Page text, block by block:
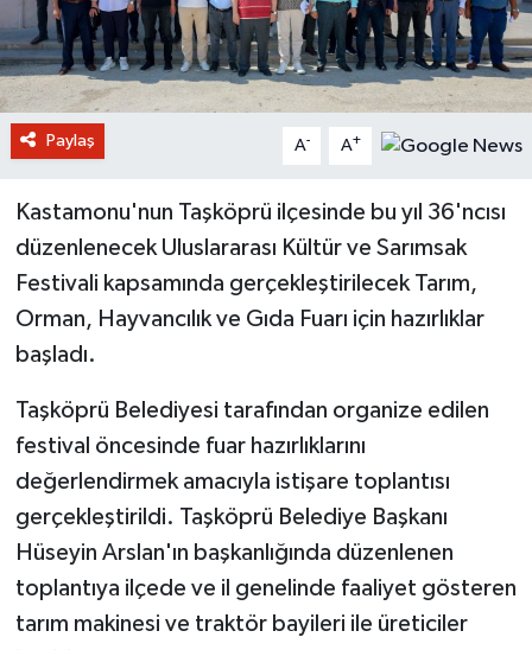
Paylaş A- A+
Kastamonu'nun Taşköprü ilçesinde bu yıl 36'ncısı
düzenlenecek Uluslararası Kültür ve Sarımsak
Festivali kapsamında gerçekleştirilecek Tarım,
Orman, Hayvancılık ve Gıda Fuarı için hazırlıklar
başladı.
Taşköprü Belediyesi tarafından organize edilen
festival öncesinde fuar hazırlıklarını
değerlendirmek amacıyla istişare toplantısı
gerçekleştirildi. Taşköprü Belediye Başkanı
Hüseyin Arslan'ın başkanlığında düzenlenen
toplantıya ilçede ve il genelinde faaliyet gösteren
tarım makinesi ve traktör bayileri ile üreticiler